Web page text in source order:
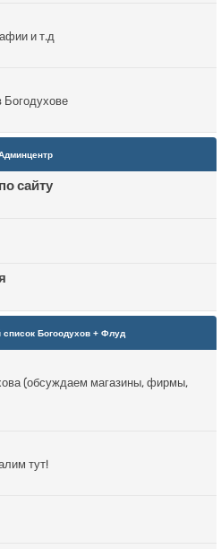
и т.д
Богодухове
сайту
Богоодухов + Флуд
(обсуждаем магазины, фирмы,
тут!